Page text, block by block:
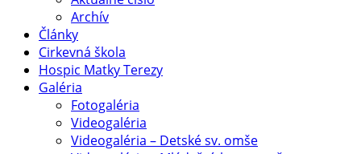
Archív
Články
Cirkevná škola
Hospic Matky Terezy
Galéria
Fotogaléria
Videogaléria
Videogaléria – Detské sv. omše